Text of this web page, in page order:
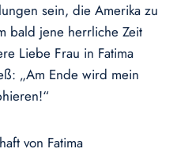
sein, die Amerika zu
bald jene herrliche Zeit
Liebe Frau in Fatima
„Am Ende wird mein
von Fatima